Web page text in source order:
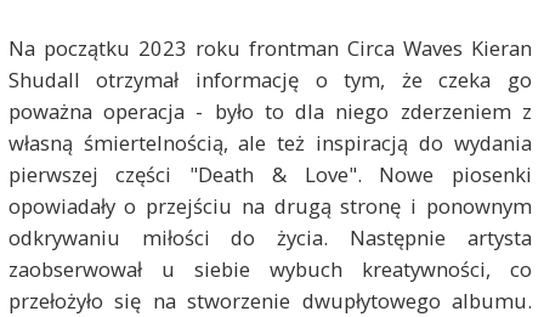
Na początku 2023 roku frontman Circa Waves Kieran
Shudall otrzymał informację o tym, że czeka go
poważna operacja - było to dla niego zderzeniem z
własną śmiertelnością, ale też inspiracją do wydania
pierwszej części "Death & Love". Nowe piosenki
opowiadały o przejściu na drugą stronę i ponownym
odkrywaniu miłości do życia. Następnie artysta
zaobserwował u siebie wybuch kreatywności, co
przełożyło się na stworzenie dwupłytowego albumu.